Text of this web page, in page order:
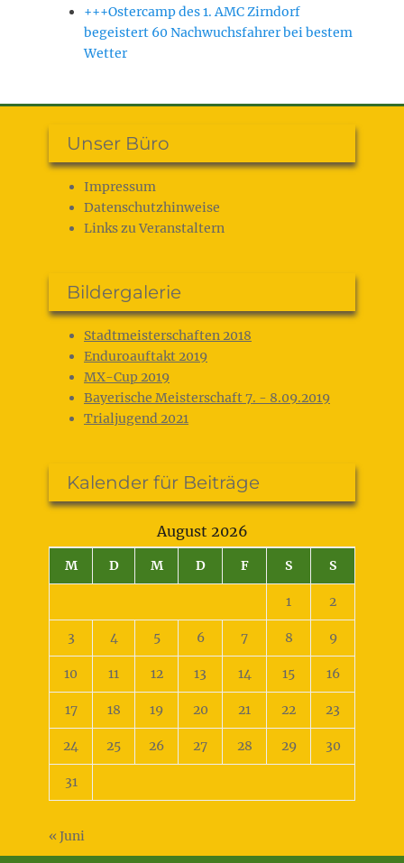
+++Ostercamp des 1. AMC Zirndorf
begeistert 60 Nachwuchsfahrer bei bestem
Wetter
Unser Büro
Impressum
Datenschutz­hinweise
Links zu Veranstaltern
Bildergalerie
Stadtmeisterschaften 2018
Enduroauftakt 2019
MX-Cup 2019
Bayerische Meisterschaft 7. - 8.09.2019
Trialjugend 2021
Kalender für Beiträge
August 2026
M D M D F S S
1 2
3 4 5 6 7 8 9
10 11 12 13 14 15 16
17 18 19 20 21 22 23
24 25 26 27 28 29 30
31
« Juni